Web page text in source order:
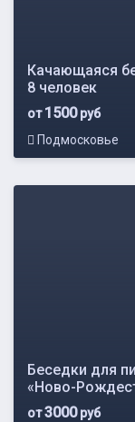
Качающаяся
8 человек
от1500руб
Подмосковье
Беседки для
«Ново-
от3000руб